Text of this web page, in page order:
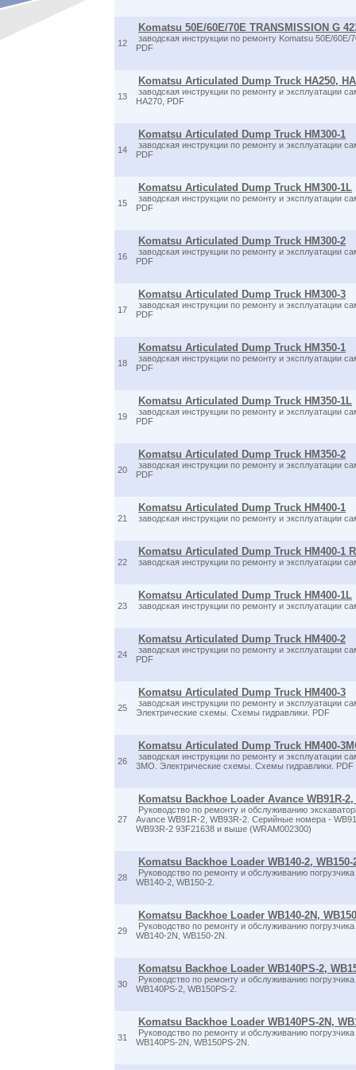
12
Komatsu 50E/60E/70E TRANSMISSION G
заводская инструкции по ремонту Komatsu 50E/60E/
PDF
13
Komatsu Articulated Dump Truck HA250,
заводская инструкции по ремонту и эксплуатации
HA270, PDF
14
Komatsu Articulated Dump Truck HM300-1
заводская инструкции по ремонту и эксплуатации
PDF
15
Komatsu Articulated Dump Truck HM300-1L
заводская инструкции по ремонту и эксплуатации
PDF
16
Komatsu Articulated Dump Truck HM300-2
заводская инструкции по ремонту и эксплуатации
PDF
17
Komatsu Articulated Dump Truck HM300-3
заводская инструкции по ремонту и эксплуатации
PDF
18
Komatsu Articulated Dump Truck HM350-1
заводская инструкции по ремонту и эксплуатации
PDF
19
Komatsu Articulated Dump Truck HM350-1L
заводская инструкции по ремонту и эксплуатации
PDF
20
Komatsu Articulated Dump Truck HM350-2
заводская инструкции по ремонту и эксплуатации
PDF
21
Komatsu Articulated Dump Truck HM400-1
заводская инструкции по ремонту и эксплуатации
22
Komatsu Articulated Dump Truck HM400-1
заводская инструкции по ремонту и эксплуатации
23
Komatsu Articulated Dump Truck HM400-1L
заводская инструкции по ремонту и эксплуатации
24
Komatsu Articulated Dump Truck HM400-2
заводская инструкции по ремонту и эксплуатации
PDF
25
Komatsu Articulated Dump Truck HM400-3
заводская инструкции по ремонту и эксплуатации
Электрические схемы. Схемы гидравлики. PDF
26
Komatsu Articulated Dump Truck HM400-
заводская инструкции по ремонту и эксплуатации
3MO. Электрические схемы. Схемы гидравлики. PDF
27
Komatsu Backhoe Loader Avance WB91R-2,
Руководство по ремонту и обслуживанию
Avance WB91R-2, WB93R-2. Серийные номера -
WB93R-2 93F21638 и выше (WRAM002300)
28
Komatsu Backhoe Loader WB140-2, WB150-
Руководство по ремонту и обслуживанию
WB140-2, WB150-2.
29
Komatsu Backhoe Loader WB140-2N,
Руководство по ремонту и обслуживанию
WB140-2N, WB150-2N.
30
Komatsu Backhoe Loader WB140PS-2,
Руководство по ремонту и обслуживанию
WB140PS-2, WB150PS-2.
31
Komatsu Backhoe Loader WB140PS-2N,
Руководство по ремонту и обслуживанию
WB140PS-2N, WB150PS-2N.